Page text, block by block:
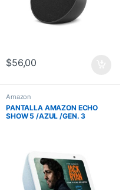
$56,00
Amazon
PANTALLA AMAZON ECHO
SHOW 5 /AZUL /GEN. 3